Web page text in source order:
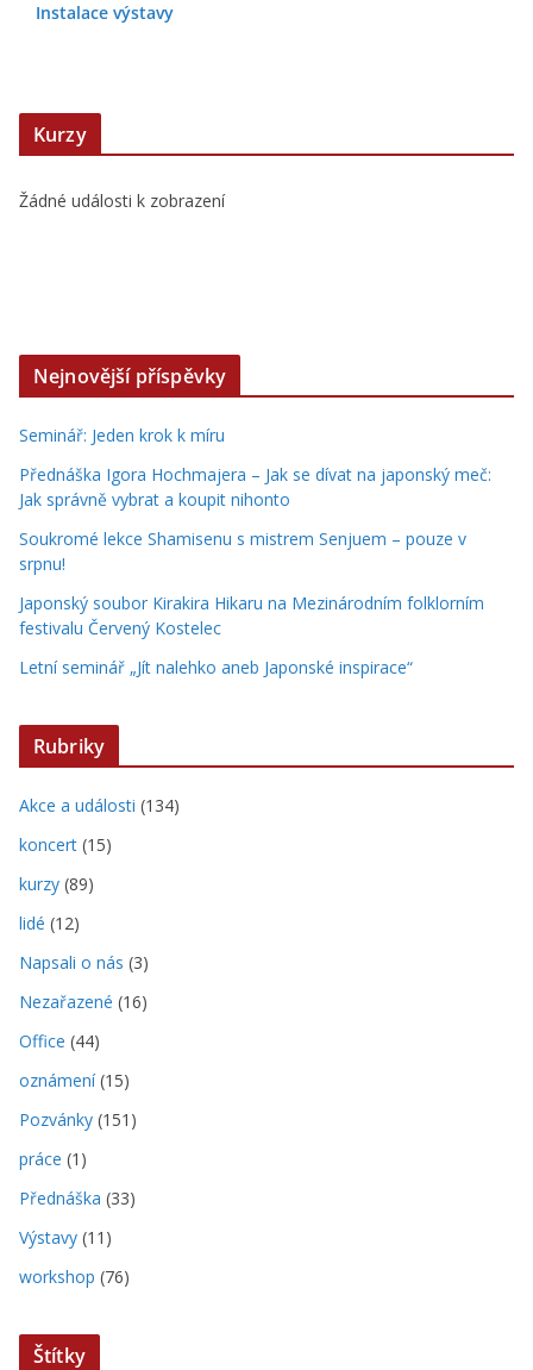
Instalace výstavy
Kurzy
Žádné události k zobrazení
Nejnovější příspěvky
Seminář: Jeden krok k míru
Přednáška Igora Hochmajera – Jak se dívat na japonský meč:
Jak správně vybrat a koupit nihonto
Soukromé lekce Shamisenu s mistrem Senjuem – pouze v
srpnu!
Japonský soubor Kirakira Hikaru na Mezinárodním folklorním
festivalu Červený Kostelec
Letní seminář „Jít nalehko aneb Japonské inspirace“
Rubriky
Akce a události (134)
koncert (15)
kurzy (89)
lidé (12)
Napsali o nás (3)
Nezařazené (16)
Office (44)
oznámení(15)
Pozvánky (151)
práce (1)
Přednáška (33)
Výstavy (11)
workshop (76)
Štítky